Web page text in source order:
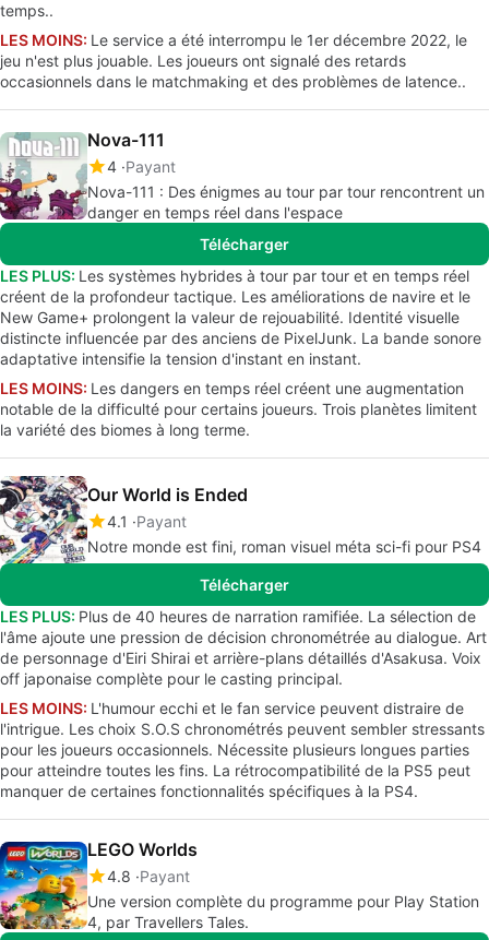
temps..
LES MOINS: Le service a été interrompu le 1er décembre 2022, le
jeu n'est plus jouable. Les joueurs ont signalé des retards
occasionnels dans le matchmaking et des problèmes de latence..
Nova-111
4 Payant
Nova-111 : Des énigmes au tour par tour rencontrent un
danger en temps réel dans l'espace
Télécharger
LES PLUS: Les systèmes hybrides à tour par tour et en temps réel
créent de la profondeur tactique. Les améliorations de navire et le
New Game+ prolongent la valeur de rejouabilité. Identité visuelle
distincte influencée par des anciens de PixelJunk. La bande sonore
adaptative intensifie la tension d'instant en instant.
LES MOINS: Les dangers en temps réel créent une augmentation
notable de la difficulté pour certains joueurs. Trois planètes limitent
la variété des biomes à long terme.
Our World is Ended
4.1
Payant
Notre monde est fini, roman visuel méta sci-fi pour PS4
Télécharger
LES PLUS: Plus de 40 heures de narration ramifiée. La sélection de
l'âme ajoute une pression de décision chronométrée au dialogue. Art
de personnage d'Eiri Shirai et arrière-plans détaillés d'Asakusa. Voix
off japonaise complète pour le casting principal.
LES MOINS: L'humour ecchi et le fan service peuvent distraire de
l'intrigue. Les choix S.O.S chronométrés peuvent sembler stressants
pour les joueurs occasionnels. Nécessite plusieurs longues parties
pour atteindre toutes les fins. La rétrocompatibilité de la PS5 peut
manquer de certaines fonctionnalités spécifiques à la PS4.
LEGO Worlds
4.8 Payant
Une version complète du programme pour Play Station
4, par Travellers Tales.